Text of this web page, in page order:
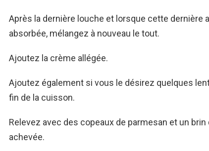
Après la dernière louche et lorsque cette dernière
absorbée, mélangez à nouveau le tout.
Ajoutez la crème allégée.
Ajoutez également si vous le désirez quelques
fin de la cuisson.
Relevez avec des copeaux de parmesan et un brin
achevée.